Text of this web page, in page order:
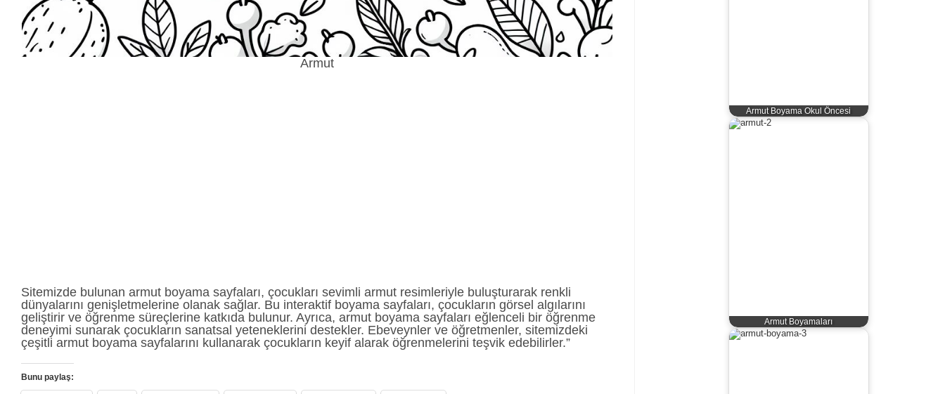
Armut
Sitemizde bulunan armut boyama sayfaları, çocukları sevimli armut resimleriyle buluşturarak renkli
dünyalarını genişletmelerine olanak sağlar. Bu interaktif boyama sayfaları, çocukların görsel algılarını
geliştirir ve öğrenme süreçlerine katkıda bulunur. Ayrıca, armut boyama sayfaları eğlenceli bir öğrenme
deneyimi sunarak çocukların sanatsal yeteneklerini destekler. Ebeveynler ve öğretmenler, sitemizdeki
çeşitli armut boyama sayfalarını kullanarak çocukların keyif alarak öğrenmelerini teşvik edebilirler.”
Bunu paylaş:
Armut Boyama Okul Öncesi
Armut Boyamaları